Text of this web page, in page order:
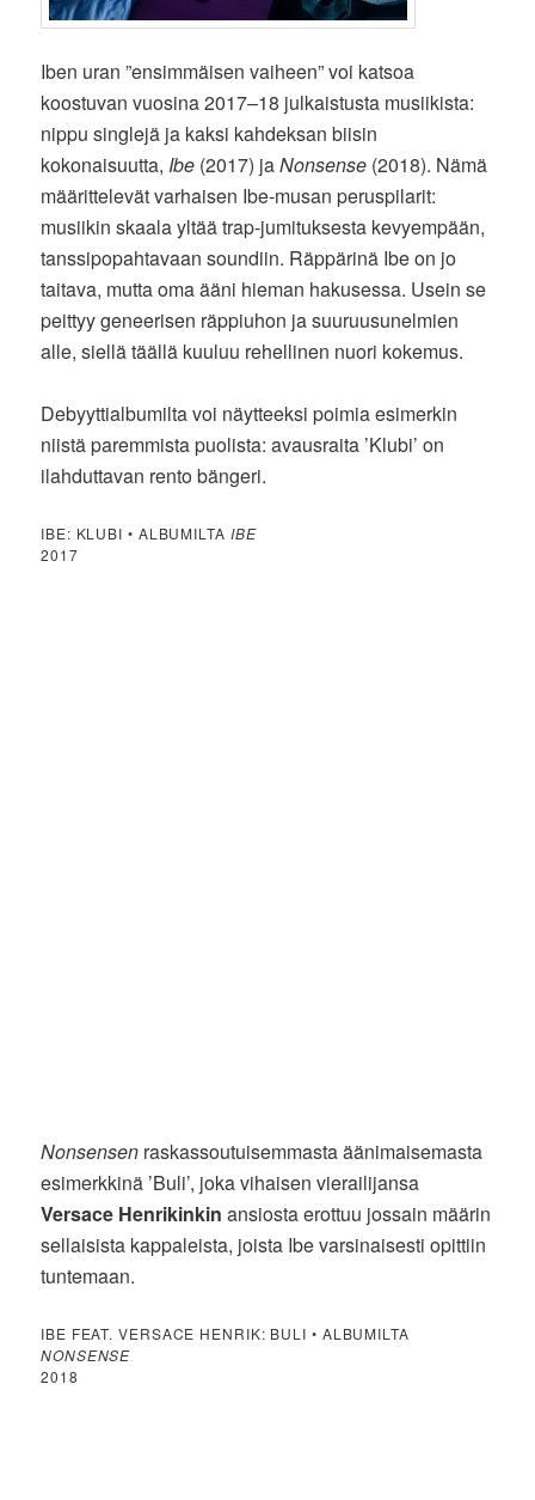
Iben uran ”ensimmäisen vaiheen” voi katsoa
koostuvan vuosina 2017–18 julkaistusta musiikista:
nippu singlejä ja kaksi kahdeksan biisin
kokonaisuutta, Ibe (2017) jaNonsense (2018). Nämä
määrittelevät varhaisen Ibe-musan peruspilarit:
musiikin skaala yltää trap-jumituksesta kevyempään,
tanssipopahtavaan soundiin. Räppärinä Ibe on jo
taitava, mutta oma ääni hieman hakusessa. Usein se
peittyy geneerisen räppiuhon ja suuruusunelmien
alle, siellä täällä kuuluu rehellinen nuori kokemus.
Debyyttialbumilta voi näytteeksi poimia esimerkin
niistä paremmista puolista: avausraita ’Klubi’ on
ilahduttavan rento bängeri.
IBE: KLUBI • ALBUMILTA IBE
2017
Nonsensen raskassoutuisemmasta äänimaisemasta
esimerkkinä ’Buli’, joka vihaisen vierailijansa
Versace Henrikinkin ansiosta erottuu jossain määrin
sellaisista kappaleista, joista Ibe varsinaisesti opittiin
tuntemaan.
IBE FEAT. VERSACE HENRIK: BULI • ALBUMILTA
NONSENSE
2018